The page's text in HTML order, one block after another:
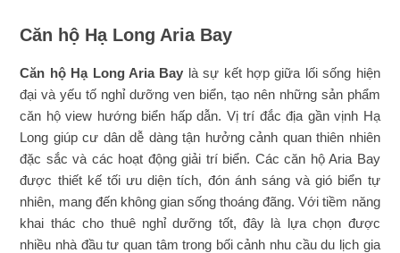
Căn hộ Hạ Long Aria Bay
Căn hộ Hạ Long Aria Bay là sự kết hợp giữa lối sống hiện
đại và yếu tố nghỉ dưỡng ven biển, tạo nên những sản phẩm
căn hộ view hướng biển hấp dẫn. Vị trí đắc địa gần vịnh Hạ
Long giúp cư dân dễ dàng tận hưởng cảnh quan thiên nhiên
đặc sắc và các hoạt động giải trí biển. Các căn hộ Aria Bay
được thiết kế tối ưu diện tích, đón ánh sáng và gió biển tự
nhiên, mang đến không gian sống thoáng đãng. Với tiềm năng
khai thác cho thuê nghỉ dưỡng tốt, đây là lựa chọn được
nhiều nhà đầu tư quan tâm trong bối cảnh nhu cầu du lịch gia